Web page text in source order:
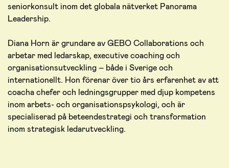
seniorkonsult inom det globala nätverket Panorama
Leadership.
Diana Horn är grundare av GEBO Collaborations och
arbetar med ledarskap, executive coaching och
organisationsutveckling – både i Sverige och
internationellt. Hon förenar över tio års erfarenhet av att
coacha chefer och ledningsgrupper med djup kompetens
inom arbets- och organisationspsykologi, och är
specialiserad på beteendestrategi och transformation
inom strategisk ledarutveckling.